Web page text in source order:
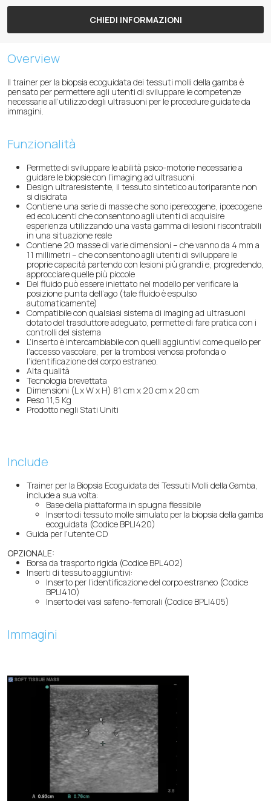
CHIEDI INFORMAZIONI
Overview
Il trainer per la biopsia ecoguidata dei tessuti molli della gamba è
pensato per permettere agli utenti di sviluppare le competenze
necessarie all’utilizzo degli ultrasuoni per le procedure guidate da
immagini.
Funzionalità
Permette di sviluppare le abilità psico-motorie necessarie a
guidare le biopsie con l’imaging ad ultrasuoni.
Design ultraresistente, il tessuto sintetico autoriparante non
si disidrata
Contiene una serie di masse che sono iperecogene, ipoecogene
ed ecolucenti che consentono agli utenti di acquisire
esperienza utilizzando una vasta gamma di lesioni riscontrabili
in una situazione reale
Contiene 20 masse di varie dimensioni – che vanno da 4 mm a
11 millimetri – che consentono agli utenti di sviluppare le
proprie capacità partendo con lesioni più grandi e, progredendo,
approcciare quelle più piccole
Del fluido può essere iniettato nel modello per verificare la
posizione punta dell’ago (tale fluido è espulso
automaticamente)
Compatibile con qualsiasi sistema di imaging ad ultrasuoni
dotato del trasduttore adeguato, permette di fare pratica con i
controlli del sistema
L’inserto è intercambiabile con quelli aggiuntivi come quello per
l’accesso vascolare, per la trombosi venosa profonda o
l’identificazione del corpo estraneo.
Alta qualità
Tecnologia brevettata
Dimensioni (L x W x H) 81 cm x 20 cm x 20 cm
Peso 11,5 Kg
Prodotto negli Stati Uniti
Include
Trainer per la Biopsia Ecoguidata dei Tessuti Molli della Gamba,
include a sua volta:
Base della piattaforma in spugna flessibile
Inserto di tessuto molle simulato per la biopsia della gamba
ecoguidata (Codice BPLI420)
Guida per l’utente CD
OPZIONALE:
Borsa da trasporto rigida (Codice BPL402)
Inserti di tessuto aggiuntivi:
Inserto per l’identificazione del corpo estraneo (Codice
BPLI410)
Inserto dei vasi safeno-femorali (Codice BPLI405)
Immagini